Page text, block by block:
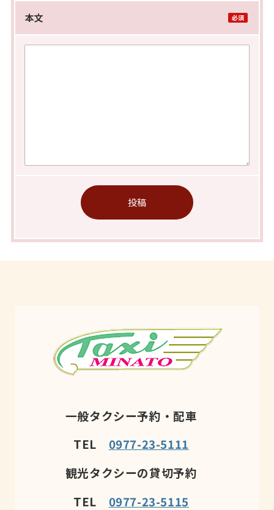
本文
一般タクシー予約・配車
TEL 0977-23-5111
観光タクシーの貸切予約
TEL 0977-23-5115